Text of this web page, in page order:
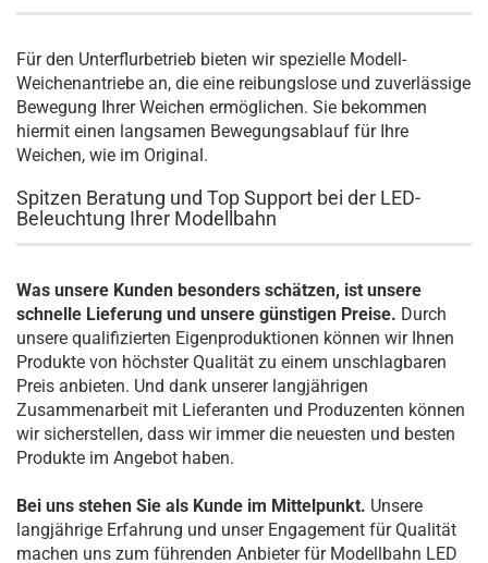
Für den Unterflurbetrieb bieten wir spezielle Modell-
Weichenantriebe an, die eine reibungslose und zuverlässige
Bewegung Ihrer Weichen ermöglichen. Sie bekommen
hiermit einen langsamen Bewegungsablauf für Ihre
Weichen, wie im Original.
Spitzen Beratung und Top Support bei der LED-
Beleuchtung Ihrer Modellbahn
Was unsere Kunden besonders schätzen, ist unsere
schnelle Lieferung und unsere günstigen Preise. Durch
unsere qualifizierten Eigenproduktionen können wir Ihnen
Produkte von höchster Qualität zu einem unschlagbaren
Preis anbieten. Und dank unserer langjährigen
Zusammenarbeit mit Lieferanten und Produzenten können
wir sicherstellen, dass wir immer die neuesten und besten
Produkte im Angebot haben.
Bei uns stehen Sie als Kunde im Mittelpunkt. Unsere
langjährige Erfahrung und unser Engagement für Qualität
machen uns zum führenden Anbieter für Modellbahn LED